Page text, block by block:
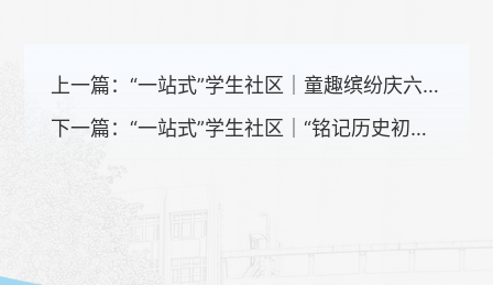
上一篇：“一站式”学生社区｜童趣缤纷庆六一 学院走进凤凰街道开展系列公益活动
下一篇：“一站式”学生社区｜“铭记历史初心，传递人间温情”——学院师生开展西方侨民集中营旧址博物馆社会实践活动